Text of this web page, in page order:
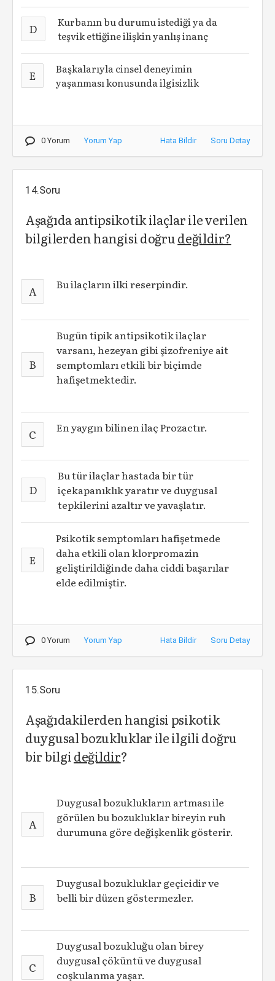
D
Kurbanın bu durumu istediği ya da
teşvik ettiğine ilişkin yanlış inanç
E
Başkalarıyla cinsel deneyimin
yaşanması konusunda ilgisizlik
0 Yorum Yorum Yap Hata Bildir Soru Detay
14.Soru
Aşağıda antipsikotik ilaçlar ile verilen
bilgilerden hangisi doğrudeğildir?
A Bu ilaçların ilki reserpindir.
B
Bugün tipik antipsikotik ilaçlar
varsanı, hezeyan gibi şizofreniye ait
semptomları etkili bir biçimde
hafişetmektedir.
C En yaygın bilinen ilaç Prozactır.
D
Bu tür ilaçlar hastada bir tür
içekapanıklık yaratır ve duygusal
tepkilerini azaltır ve yavaşlatır.
E
Psikotik semptomları hafişetmede
daha etkili olan klorpromazin
geliştirildiğinde daha ciddi başarılar
elde edilmiştir.
0 Yorum Yorum Yap Hata Bildir Soru Detay
15.Soru
Aşağıdakilerden hangisi psikotik
duygusal bozukluklar ile ilgili doğru
bir bilgideğildir?
A
Duygusal bozuklukların artması ile
görülen bu bozukluklar bireyin ruh
durumuna göre değişkenlik gösterir.
B
Duygusal bozukluklar geçicidir ve
belli bir düzen göstermezler.
C
Duygusal bozukluğu olan birey
duygusal çöküntü ve duygusal
coşkulanma yaşar.